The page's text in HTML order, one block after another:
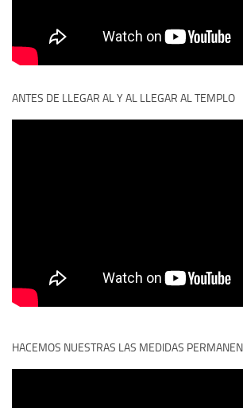
ANTES DE LLEGAR AL Y AL LLEGAR AL TEMPLO
HACEMOS NUESTRAS LAS MEDIDAS